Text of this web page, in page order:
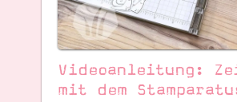
Videoanleitung:
mit dem